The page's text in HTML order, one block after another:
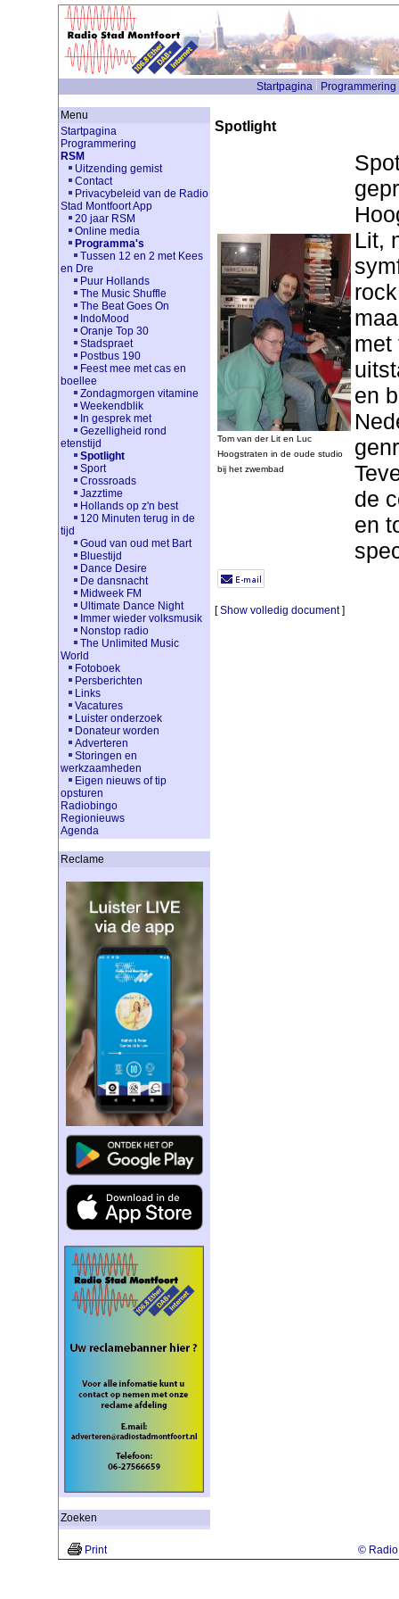
Startpagina Programmering
Menu
Startpagina
Programmering
RSM
Uitzending gemist
Contact
Privacybeleid van de Radio
Stad Montfoort App
20 jaar RSM
Online media
Programma's
Tussen 12 en 2 met Kees
en Dre
Puur Hollands
The Music Shuffle
The Beat Goes On
IndoMood
Oranje Top 30
Stadspraet
Postbus 190
Feest mee met cas en
boellee
Zondagmorgen vitamine
Weekendblik
In gesprek met
Gezelligheid rond
etenstijd
Spotlight
Sport
Crossroads
Jazztime
Hollands op z'n best
120 Minuten terug in de
tijd
Goud van oud met Bart
Bluestijd
Dance Desire
De dansnacht
Midweek FM
Ultimate Dance Night
Immer wieder volksmusik
Nonstop radio
The Unlimited Music
World
Fotoboek
Persberichten
Links
Vacatures
Luister onderzoek
Donateur worden
Adverteren
Storingen en
werkzaamheden
Eigen nieuws of tip
opsturen
Radiobingo
Regionieuws
Agenda
Reclame
Zoeken
Spotlight
Tom van der Lit en Luc
Hoogstraten in de oude studio
bij het zwembad
Lit,
met
en
de
en
[Show volledig document]
Print © Radio